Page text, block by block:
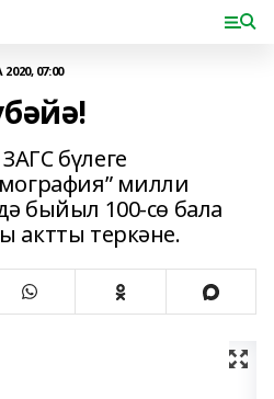
07:00
бүлеге
милли
быйыл 100-сө бала
актты теркәне.